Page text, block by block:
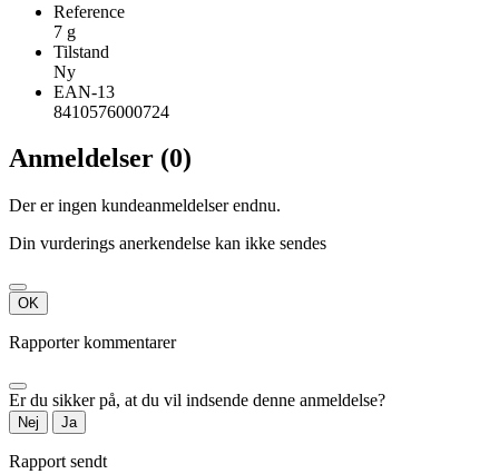
Reference
7 g
Tilstand
Ny
EAN-13
8410576000724
Anmeldelser (0)
Der er ingen kundeanmeldelser endnu.
Din vurderings anerkendelse kan ikke sendes
OK
Rapporter kommentarer
Er du sikker på, at du vil indsende denne anmeldelse?
Nej Ja
Rapport sendt